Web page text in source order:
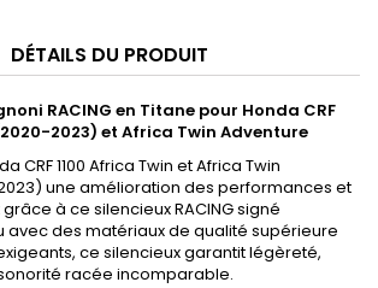
DÉTAILS DU PRODUIT
RACING en Titane pour Honda CRF
2023) et Africa Twin Adventure
CRF 1100 Africa Twin et Africa Twin
une amélioration des performances et
à ce silencieux RACING signé
avec des matériaux de qualité supérieure
ce silencieux garantit légèreté,
racée incomparable.